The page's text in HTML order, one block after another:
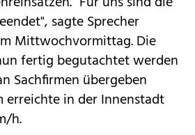
sagte Sprecher
Mittwochvormittag. Die
fertig begutachtet werden
Sachfirmen übergeben
erreichte in der Innenstadt
h.